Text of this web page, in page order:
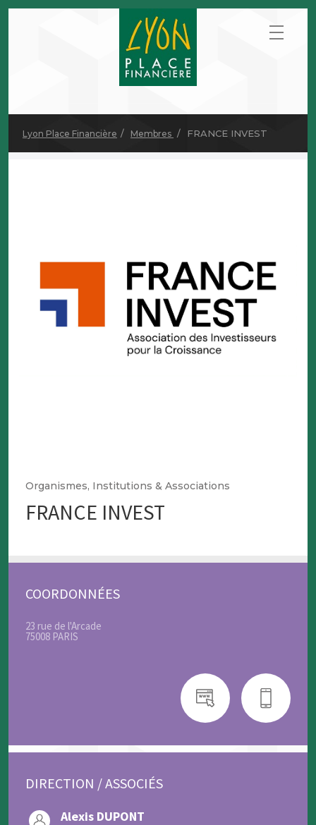
Lyon Place Financière Membres FRANCE INVEST
Organismes, Institutions & Associations
FRANCE INVEST
COORDONNÉES
23 rue de l'Arcade
75008 PARIS
DIRECTION / ASSOCIÉS
Alexis DUPONT